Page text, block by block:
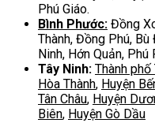
Phú Giáo.
Bình Phước: Đồng
Thành, Đồng Phú,
Ninh, Hớn Quản, Phú
Tây Ninh: Thành phố
Hòa Thành, Huyện
Tân Châu, Huyện
Biên, Huyện Gò Dầu